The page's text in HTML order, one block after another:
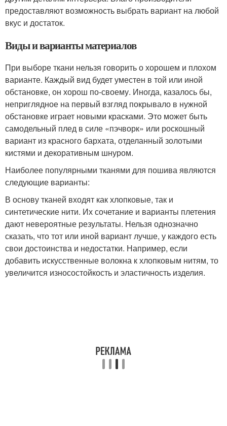
предоставляют возможность выбрать вариант на любой
вкус и достаток.
Виды и варианты материалов
При выборе ткани нельзя говорить о хорошем и плохом
варианте. Каждый вид будет уместен в той или иной
обстановке, он хорош по-своему. Иногда, казалось бы,
неприглядное на первый взгляд покрывало в нужной
обстановке играет новыми красками. Это может быть
самодельный плед в силе «пэчворк» или роскошный
вариант из красного бархата, отделанный золотыми
кистями и декоративным шнуром.
Наиболее популярными тканями для пошива являются
следующие варианты:
В основу тканей входят как хлопковые, так и
синтетические нити. Их сочетание и варианты плетения
дают невероятные результаты. Нельзя однозначно
сказать, что тот или иной вариант лучше, у каждого есть
свои достоинства и недостатки. Например, если
добавить искусственные волокна к хлопковым нитям, то
увеличится износостойкость и эластичность изделия.